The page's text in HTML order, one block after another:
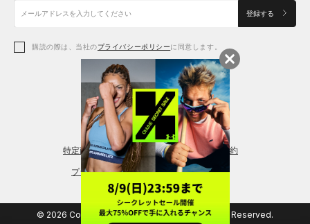
アクセサリー
アクセサリー
シューズ
アクセサリー
レギンス＆タイツ
シューズ
登録する
購読の際は、当社のプライバシーポリシーに同意します。
特定商取引法に基づく通販の表記 会員規約
プライバシーポリシー
© 2026 Copyright DOME Corporation. All Rights Reserved.